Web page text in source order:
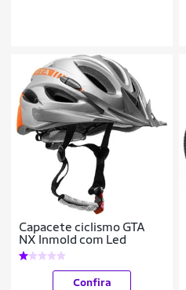
Capacete ciclismo GTA
NX Inmold com Led
Confira